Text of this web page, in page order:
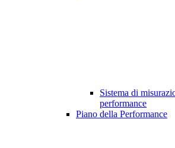
Sistema di
performance
Piano della Performance